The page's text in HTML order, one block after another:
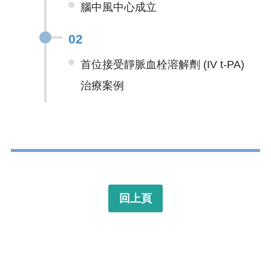
腦中風中心成立
02
首位接受靜脈血栓溶解劑 (IV t-PA)
治療案例
回上頁